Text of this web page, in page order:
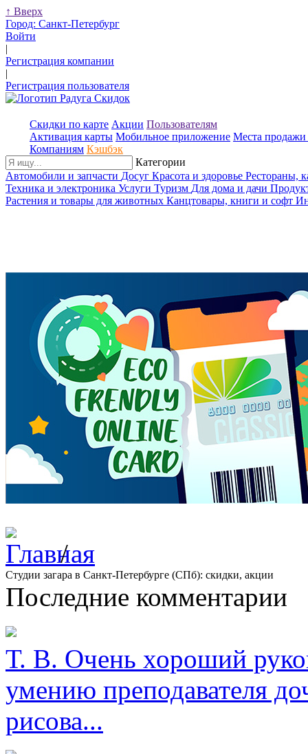
↑ Вверх
Город: Санкт-Петербург
Войти
|
Регистрация компании
|
Регистрация пользователя
Скидки по карте Акции Пользователям
Активация карты Мобильное приложение Места продажи
Компаниям Кэшбэк
Категории
Автомобили и запчасти Досуг Красота и здоровье Рестораны,
Техника и электроника Услуги Туризм Для дома и дачи
Растения и товары для животных Канцтовары, книги и софт
/
Студии загара в Санкт-Петербурге (СПб): скидки, акции
Последние комментарии
Т. В. Очень хороший
умению преподавателя
рисова...